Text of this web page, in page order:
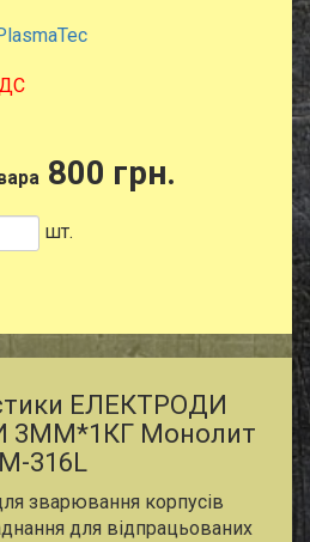
800 грн.
шт.
ЕЛЕКТРОДИ
3ММ*1КГ Монолит
М-316L
зварювання корпусів
для відпрацьованих